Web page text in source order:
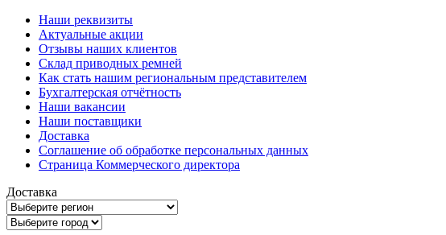
Наши реквизиты
Актуальные акции
Отзывы наших клиентов
Склад приводных ремней
Как стать нашим региональным представителем
Бухгалтерская отчётность
Наши вакансии
Наши поставщики
Доставка
Соглашение об обработке персональных данных
Страница Коммерческого директора
Доставка